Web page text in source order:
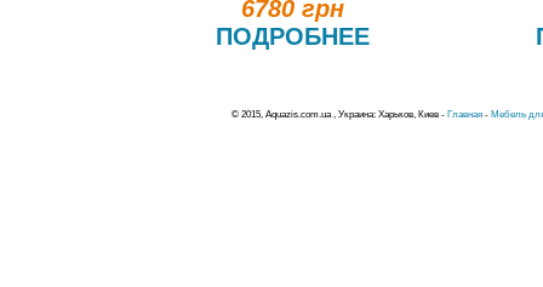
6780 грн
ПОДРОБНЕЕ
© 2015, Aquazis.com.ua , Украина: Харьков, Киев - Главная - Мебель